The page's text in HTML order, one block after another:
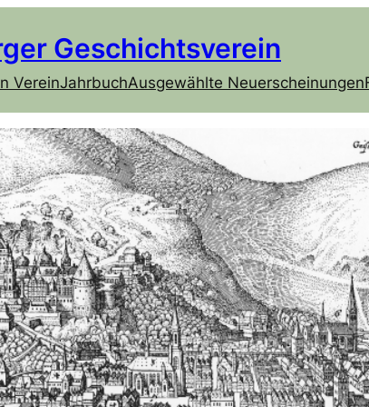
Geschichtsverein
VereinJahrbuchAusgewählte Neuerscheinungen